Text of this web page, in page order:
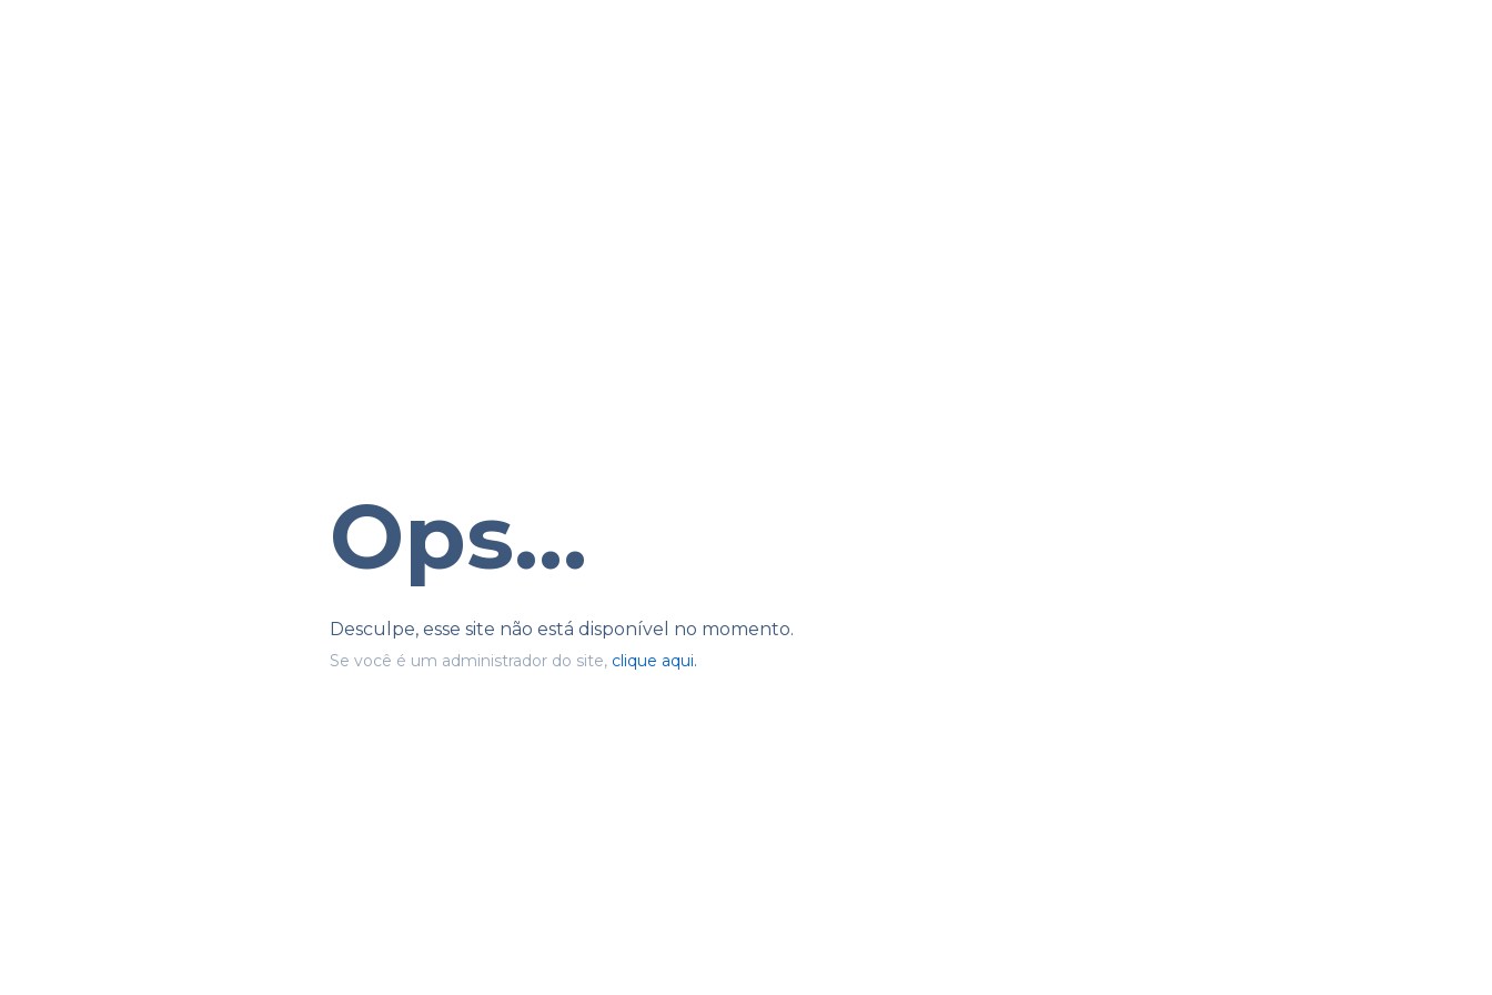
Ops...
Desculpe, esse site não está disponível no momento.
Se você é um administrador do site, clique aqui.